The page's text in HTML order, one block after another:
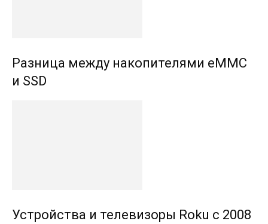
Разница между накопителями eMMC
и SSD
Устройства и телевизоры Roku с 2008